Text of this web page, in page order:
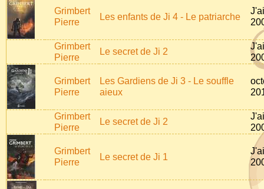
Grimbert
Pierre
Les enfants de Ji 4 - Le patriarche
Grimbert
Pierre
Le secret de Ji 2
Grimbert
Pierre
Les Gardiens de Ji 3 - Le souffle
aieux
Grimbert
Pierre
Le secret de Ji 2
Grimbert
Pierre
Le secret de Ji 1